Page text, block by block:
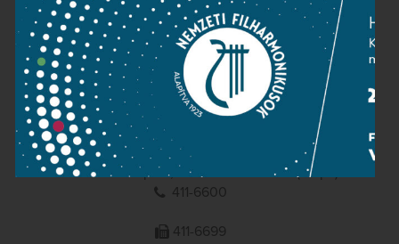
NEMZETI
FILHARMONIKUSOK
1095 Budapest, Komor Marcell u. 1. (Müpa)
411-6600
411-6699